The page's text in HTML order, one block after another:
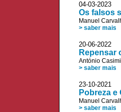
04-03-2023
Os falsos
Manuel
> saber mais
20-06-
Repensar
António
> saber mais
23-10-2021
Pobreza e
Manuel
> saber mais